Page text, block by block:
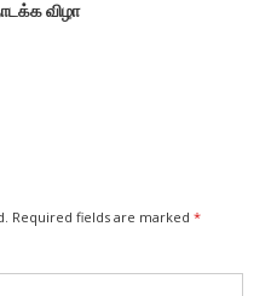
விழா
Required fields are marked *